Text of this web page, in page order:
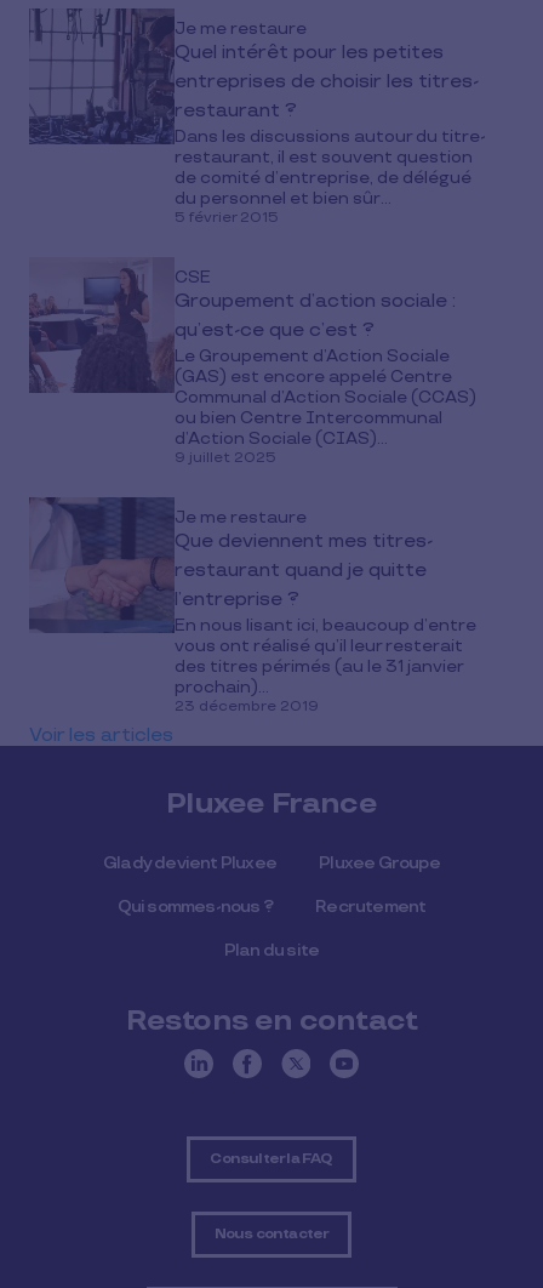
Je me restaure
Quel intérêt pour les petites
entreprises de choisir les titres-
restaurant ?
Dans les discussions autour du titre-
restaurant, il est souvent question
de comité d’entreprise, de délégué
du personnel et bien sûr...
5 février 2015
CSE
Groupement d’action sociale :
qu’est-ce que c’est ?
Le Groupement d’Action Sociale
(GAS) est encore appelé Centre
Communal d’Action Sociale (CCAS)
ou bien Centre Intercommunal
d’Action Sociale (CIAS)...
9 juillet 2025
Je me restaure
Que deviennent mes titres-
restaurant quand je quitte
l’entreprise ?
En nous lisant ici, beaucoup d’entre
vous ont réalisé qu’il leur resterait
des titres périmés (au le 31 janvier
prochain)...
23 décembre 2019
Voir les articles
Pluxee France
Glady devient Pluxee Pluxee Groupe
Qui sommes-nous ? Recrutement
Plan du site
Restons en contact
Consulter la FAQ
Nous contacter